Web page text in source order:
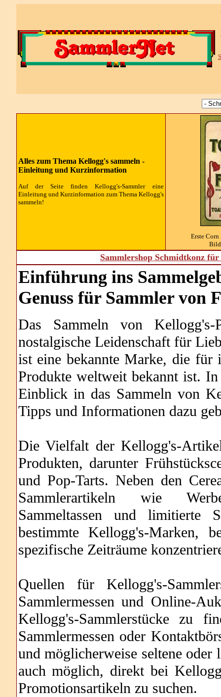
Alles zum Thema Kellogg's sammeln -
Einleitung und Kurzinformation
Auf der Seite finden Kellogg's-Sammler eine
Einleitung und Kurzinformation zum Thema Kellogg's
sammeln!
Erste
Sammlershop Schmidtkonz
Einführung ins
Genuss für Sammler von
Das Sammeln von Kellogg's-
nostalgische Leidenschaft für
ist eine bekannte Marke, die für
Produkte weltweit bekannt ist.
Einblick in das Sammeln von
Tipps und Informationen dazu
Die Vielfalt der Kellogg's-
Produkten, darunter
und Pop-Tarts. Neben den
Sammlerartikeln wie
Sammeltassen und limitierte
bestimmte Kellogg's-Marken,
spezifische Zeiträume
Quellen für Kellogg's-
Sammlermessen und Online-
Kellogg's-Sammlerstücke zu
Sammlermessen oder
und möglicherweise seltene
auch möglich, direkt bei
Promotionsartikeln zu suchen.